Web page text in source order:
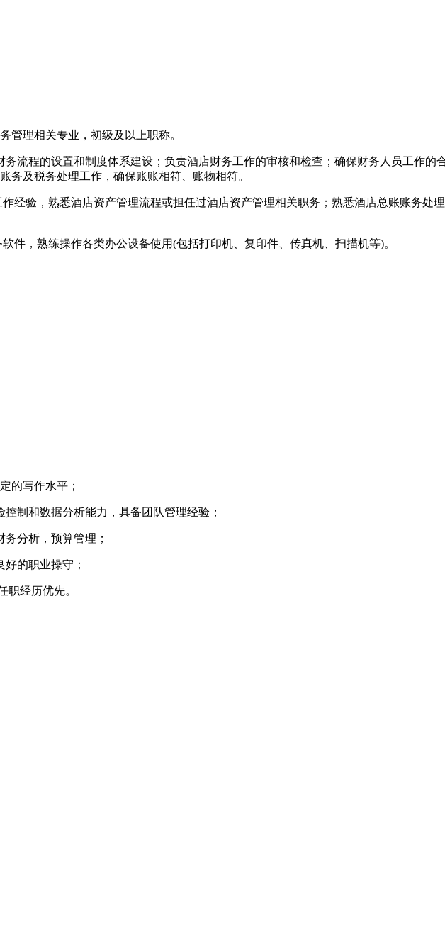
管理相关专业，初级及以上职称。
流程的设置和制度体系建设；负责酒店财务工作的审核和检查；确保财务人员工作的
务及税务处理工作，确保账账相符、账物相符。
经验，熟悉酒店资产管理流程或担任过酒店资产管理相关职务；熟悉酒店总账账务处
件，熟练操作各类办公设备使用(包括打印机、复印件、传真机、扫描机等)。
的写作水平；
制和数据分析能力，具备团队管理经验；
分析，预算管理；
的职业操守；
职经历优先。